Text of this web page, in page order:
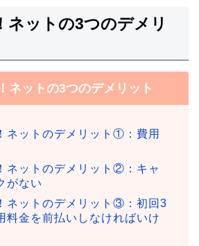
ネットの3つのデメリ
ネットの3つのデメリット
ネットのデメリット①：費用
ネットのデメリット②：キャ
がない
ネットのデメリット③：初回3
料金を前払いしなければいけ